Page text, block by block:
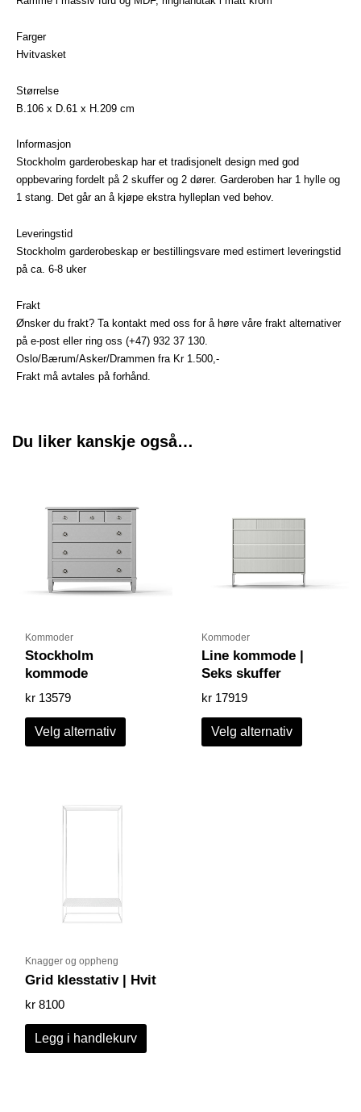
Farger
Hvitvasket
Størrelse
B.106 x D.61 x H.209 cm
Informasjon
Stockholm garderobeskap har et tradisjonelt design med god
oppbevaring fordelt på 2 skuffer og 2 dører. Garderoben har 1 hylle og
1 stang. Det går an å kjøpe ekstra hylleplan ved behov.
Leveringstid
Stockholm garderobeskap er bestillingsvare med estimert leveringstid
på ca. 6-8 uker
Frakt
Ønsker du frakt? Ta kontakt med oss for å høre våre frakt alternativer
på e-post eller ring oss (+47) 932 37 130.
Oslo/Bærum/Asker/Drammen fra Kr 1.500,-
Frakt må avtales på forhånd.
Du liker kanskje også…
Kommoder
Stockholm
kommode
kr 13579
Velg alternativ
har
flere
varianter.
Alternativene
kan
velges
Kommoder
Line kommode |
Seks skuffer
kr 17919
Velg alternativ
flere
kan
Knagger og oppheng
Grid klesstativ | Hvit
kr 8100
Legg i handlekurv